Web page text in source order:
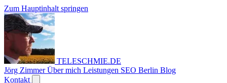
Zum Hauptinhalt springen
TELESCHMIE.DE
Jörg ZimmerÜber mich Leistungen SEO Berlin Blog
Kontakt